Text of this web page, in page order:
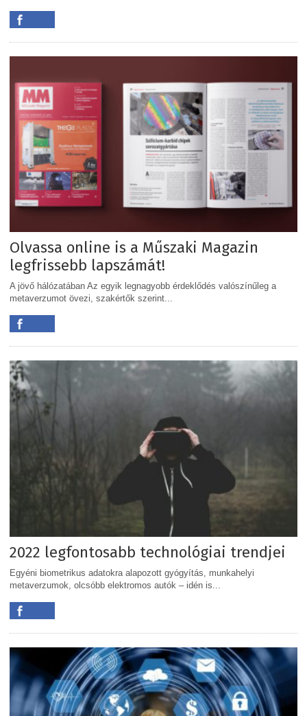
Olvassa online is a Műszaki Magazin
legfrissebb lapszámát!
A jövő hálózatában Az egyik legnagyobb érdeklődés valószínűleg a
metaverzumot övezi, szakértők szerint...
2022 legfontosabb technológiai trendjei
Egyéni biometrikus adatokra alapozott gyógyítás, munkahelyi
metaverzumok, olcsóbb elektromos autók – idén is...